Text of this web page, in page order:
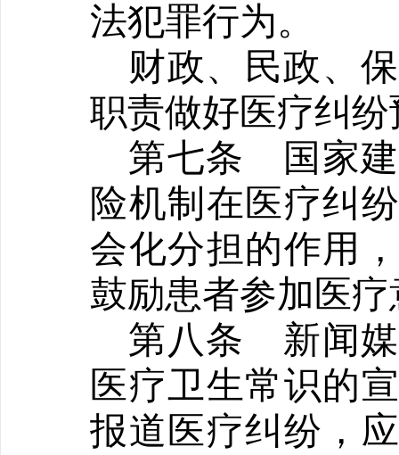
法犯罪行为。
财政、民政、
职责做好医疗纠
第七条
国家
险机制在医疗纠
会化分担的作用
鼓励患者参加医
第八条 新闻
医疗卫生常识的
报道医疗纠纷，